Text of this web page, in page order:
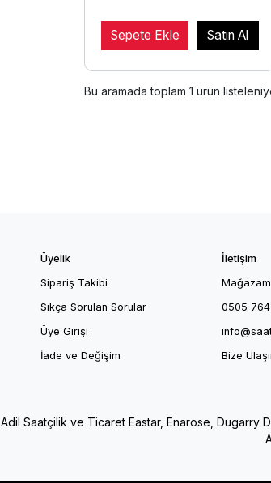
Sepete Ekle Satın Al
Bu aramada toplam 1 ürün
Üyelik
Sipariş Takibi
Sıkça Sorulan Sorular
Üye Girişi
İade ve Değişim
İletişim
0505
Bize
Adil Saatçilik ve Ticaret Eastar, Enarose, Dugarry